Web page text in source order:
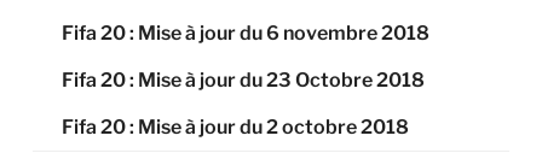
Fifa 20 : Mise à jour du 6 novembre 2018
Fifa 20 : Mise à jour du 23 Octobre 2018
Fifa 20 : Mise à jour du 2 octobre 2018